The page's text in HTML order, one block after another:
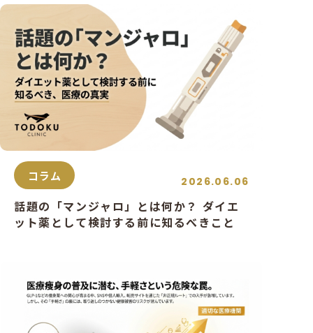
コラム 2026.06.06
話題の「マンジャロ」とは何か？ ダイエ
ット薬として検討する前に知るべきこと